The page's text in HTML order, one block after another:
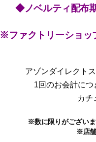
◆ノベルティ配布
※ファクトリーショッ
アゾンダイレクト
1回のお会計につ
カチ
※数に限りがございま
※店